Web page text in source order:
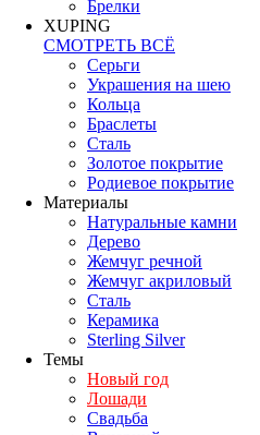
Брелки
XUPING
СМОТРЕТЬ ВСЁ
Серьги
Украшения на шею
Кольца
Браслеты
Сталь
Золотое покрытие
Родиевое покрытие
Материалы
Натуральные камни
Дерево
Жемчуг речной
Жемчуг акриловый
Сталь
Керамика
Sterling Silver
Темы
Новый год
Лошади
Свадьба